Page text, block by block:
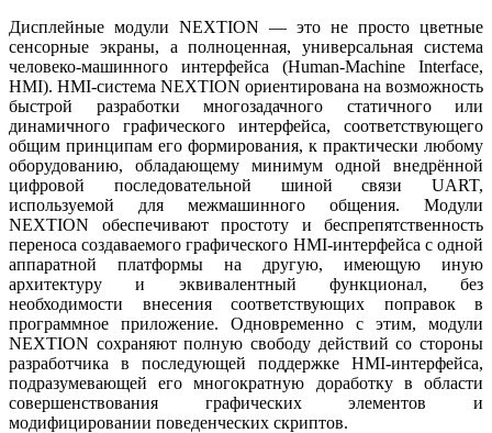
Дисплейные модули NEXTION — это не просто цветные
сенсорные экраны, а полноценная, универсальная система
человеко-машинного интерфейса (Human-Machine Interface,
HMI). HMI-система NEXTION ориентирована на возможность
быстрой разработки многозадачного статичного или
динамичного графического интерфейса, соответствующего
общим принципам его формирования, к практически любому
оборудованию, обладающему минимум одной внедрённой
цифровой последовательной шиной связи UART,
используемой для межмашинного общения. Модули
NEXTION обеспечивают простоту и беспрепятственность
переноса создаваемого графического HMI-интерфейса с одной
аппаратной платформы на другую, имеющую иную
архитектуру и эквивалентный функционал, без
необходимости внесения соответствующих поправок в
программное приложение. Одновременно с этим, модули
NEXTION сохраняют полную свободу действий со стороны
разработчика в последующей поддержке HMI-интерфейса,
подразумевающей его многократную доработку в области
совершенствования графических элементов и
модифицировании поведенческих скриптов.